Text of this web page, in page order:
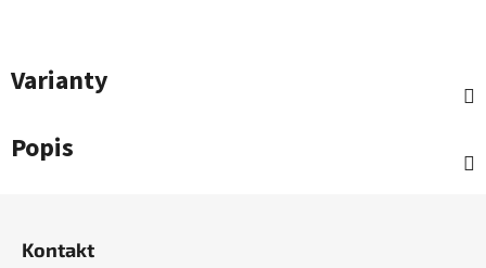
Varianty
Popis
Kontakt